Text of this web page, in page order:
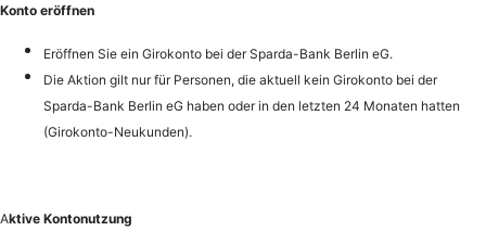
Konto eröffnen
Eröffnen Sie ein Girokonto bei der Sparda-Bank Berlin eG.
Die Aktion gilt nur für Personen, die aktuell kein Girokonto bei der
Sparda-Bank Berlin eG haben oder in den letzten 24 Monaten hatten
(Girokonto-Neukunden).
Aktive Kontonutzung